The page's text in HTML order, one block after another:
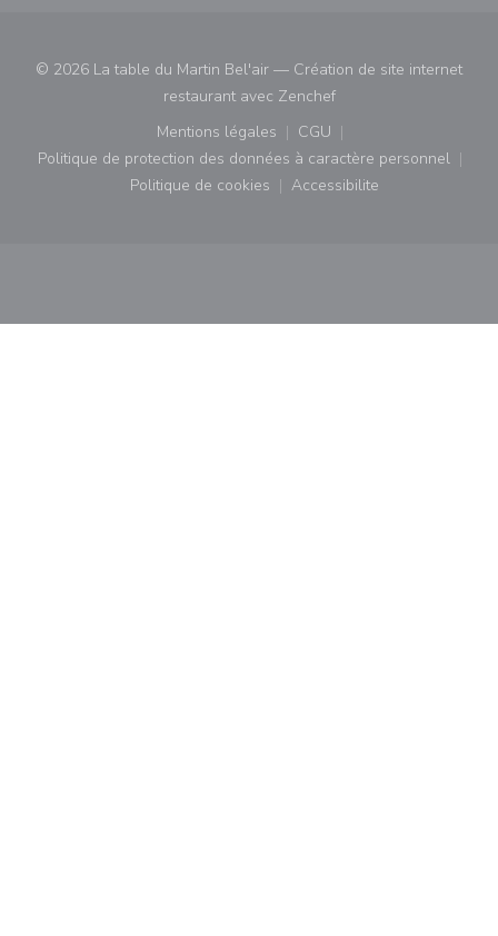
© 2026 La table du Martin Bel'air — Création de site internet
restaurant avec Zenchef((ouvre une nouvelle
Mentions légales
((ouvre une nouvelle fenêtre))
CGU
((ouvre une nouvelle
Politique de protection des données à caractère personnel
((ouvre une nouvelle fenêtre))
Politique de cookies
((ouvre une nouvelle fenêtre))
Accessibilite
((ouvre une nouvelle